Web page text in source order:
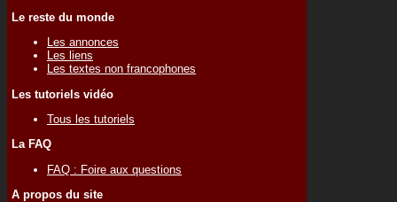
Le reste du monde
Les annonces
Les liens
Les textes non francophones
Les tutoriels vidéo
Tous les tutoriels
La FAQ
FAQ : Foire aux questions
A propos du site